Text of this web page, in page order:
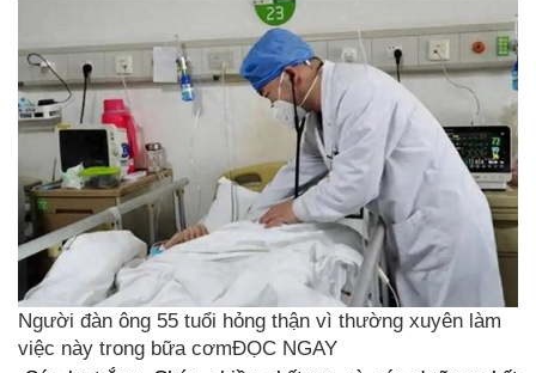
Người đàn ông 55 tuổi hỏng thận vì thường xuyên làm
việc này trong bữa cơmĐỌC NGAY